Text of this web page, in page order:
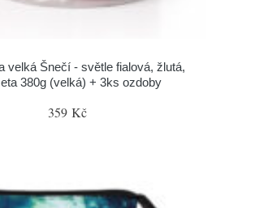
velká Šnečí - světle fialová, žlutá,
380g (velká) + 3ks ozdoby
359 Kč